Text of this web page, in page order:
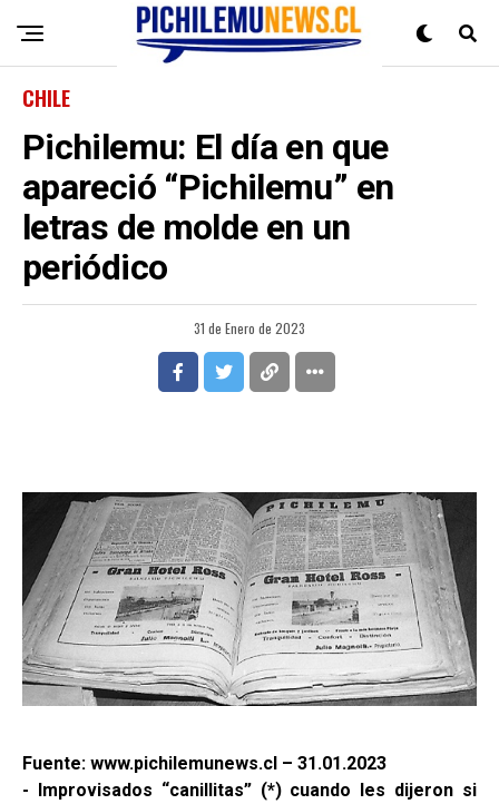
CHILE
Pichilemu: El día en que
apareció “Pichilemu” en
letras de molde en un
periódico
31 de Enero de 2023
Fuente: www.pichilemunews.cl – 31.01.2023
- Improvisados “canillitas” (*) cuando les dijeron si